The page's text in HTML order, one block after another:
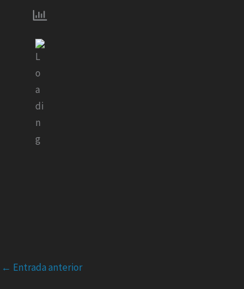
← Entrada anterior